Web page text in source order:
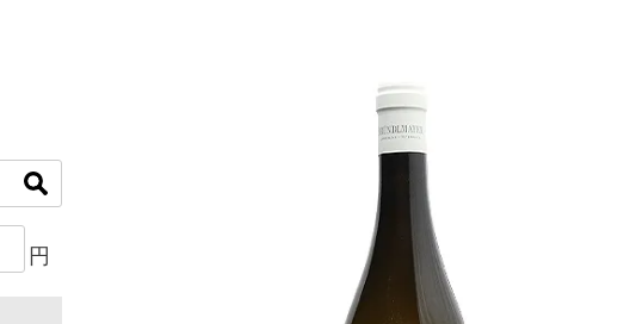
円